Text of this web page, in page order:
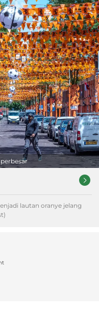
lautan oranye jelang